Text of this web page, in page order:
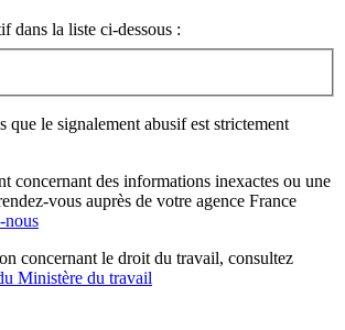
dans la liste ci-dessous :
que le signalement abusif est strictement
concernant des informations inexactes ou une
vous auprès de votre agence France
nous
concernant le droit du travail, consultez
Ministère du travail